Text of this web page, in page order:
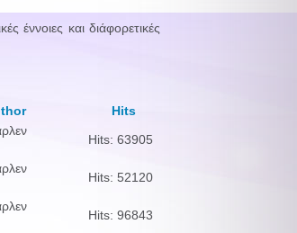
έννοιες και διάφορετικές
Hits
Hits: 63905
Hits: 52120
Hits: 96843